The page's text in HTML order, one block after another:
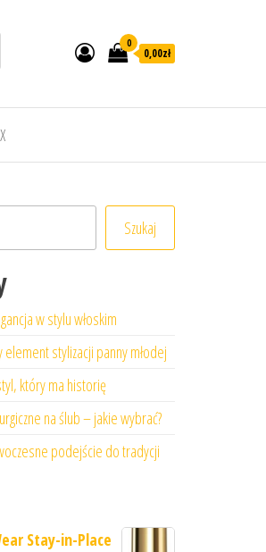
0
0,00zł
Szukaj
w stylu włoskim
element stylizacji panny młodej
który ma historię
na ślub – jakie wybrać?
podejście do tradycji
Stay-in-Place